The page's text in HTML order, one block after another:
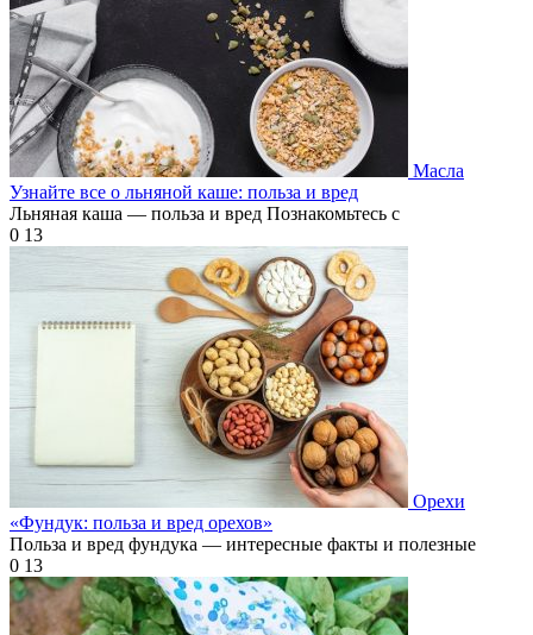
Масла
Узнайте все о льняной каше: польза и вред
Льняная каша — польза и вред Познакомьтесь с
0 13
Орехи
«Фундук: польза и вред орехов»
Польза и вред фундука — интересные факты и полезные
0 13